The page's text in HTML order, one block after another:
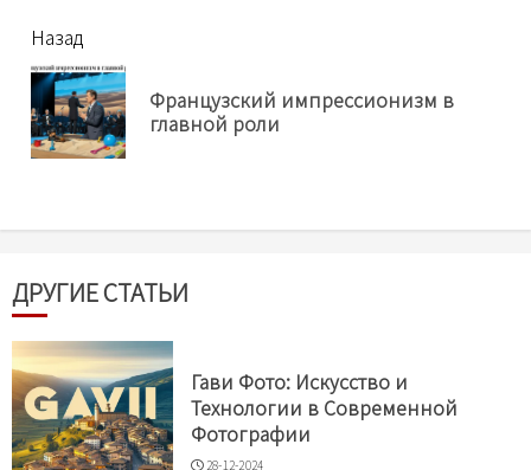
читать
еще
Назад
Французский импрессионизм в
главной роли
ДРУГИЕ СТАТЬИ
Гави Фото: Искусство и
Технологии в Современной
Фотографии
28-12-2024